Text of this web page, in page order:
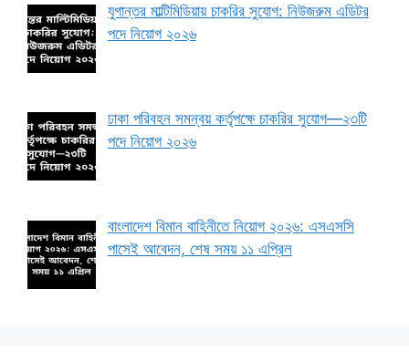
যুগান্তর মাল্টিমিডিয়ায় চাকরির সুযোগ: নিউজরুম এডিটর
পদে নিয়োগ ২০২৬
ঢাকা পরিবহন সমন্বয় কর্তৃপক্ষে চাকরির সুযোগ—২৩টি
পদে নিয়োগ ২০২৬
বাংলাদেশ বিমান বাহিনীতে নিয়োগ ২০২৬: এসএসসি
পাসেই আবেদন, শেষ সময় ১১ এপ্রিল